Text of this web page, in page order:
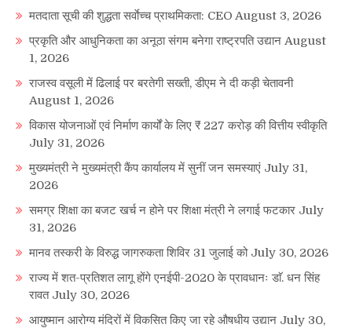
मतदाता सूची की शुद्धता सर्वाेच्च प्राथमिकता: CEO August 3, 2026
प्रकृति और आधुनिकता का अनूठा संगम बनेगा राष्ट्रपति उद्यान August
1, 2026
राजस्व वसूली में ढिलाई पर बरतेगी सख्ती, डीएम ने दी कड़ी चेतावनी
August 1, 2026
विकास योजनाओं एवं निर्माण कार्यों के लिए ₹ 227 करोड़ की वित्तीय स्वीकृति
July 31, 2026
मुख्यमंत्री ने मुख्यमंत्री कैंप कार्यालय में सुनीं जन समस्याएं July 31,
2026
समग्र शिक्षा का बजट खर्च न होने पर शिक्षा मंत्री ने लगाई फटकार July
31, 2026
मानव तस्करी के विरुद्ध जागरुकता शिविर 31 जुलाई को July 30, 2026
राज्य में शत-प्रतिशत लागू होंगे एनईपी-2020 के प्रावधानः डाॅ. धन सिंह
रावत July 30, 2026
आयुष्मान आरोग्य मंदिरों में विकसित किए जा रहे औषधीय उद्यान July 30,